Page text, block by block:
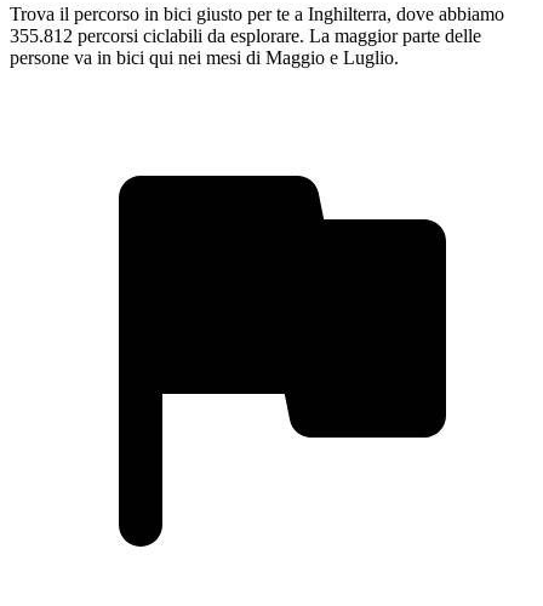
Trova il percorso in bici giusto per te a Inghilterra, dove abbiamo
355.812 percorsi ciclabili da esplorare. La maggior parte delle
persone va in bici qui nei mesi di Maggio e Luglio.